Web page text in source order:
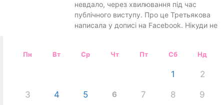
невдало, через хвилювання під час
публічного виступу. Про це Третьякова
написала у дописі на Facebook. Нікуди не
Пн Вт Ср Чт Пт Сб Нд
1 2
3 4 5 6 7 8 9